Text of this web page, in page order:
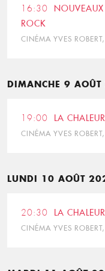
16:30
ROCK
CINÉMA YVES
DIMANCHE 9
19:00 LA CHALEUR
CINÉMA YVES
LUNDI 10 AOÛT
20:30 LA CHALEUR
CINÉMA YVES